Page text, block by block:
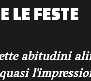
LE FESTE
abitudini